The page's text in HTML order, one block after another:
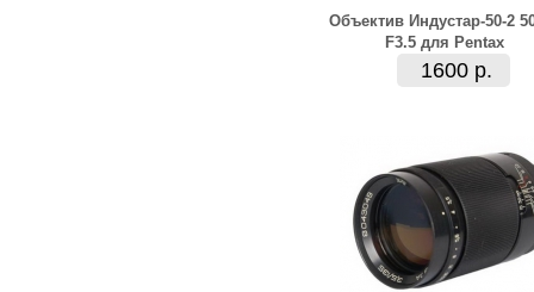
Объектив Индустар-50-2
F3.5 для Pentax
1600 р.